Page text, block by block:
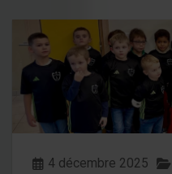
4 décembre 2025